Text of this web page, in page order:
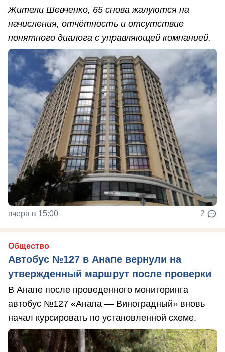
Жители Шевченко, 65 снова жалуются на
начисления, отчётность и отсутствие
понятного диалога с управляющей компанией.
вчера в 15:00 2
Общество
Автобус №127 в Анапе вернули на
утвержденный маршрут после проверки
В Анапе после проведенного мониторинга
автобус №127 «Анапа — Виноградный» вновь
начал курсировать по установленной схеме.